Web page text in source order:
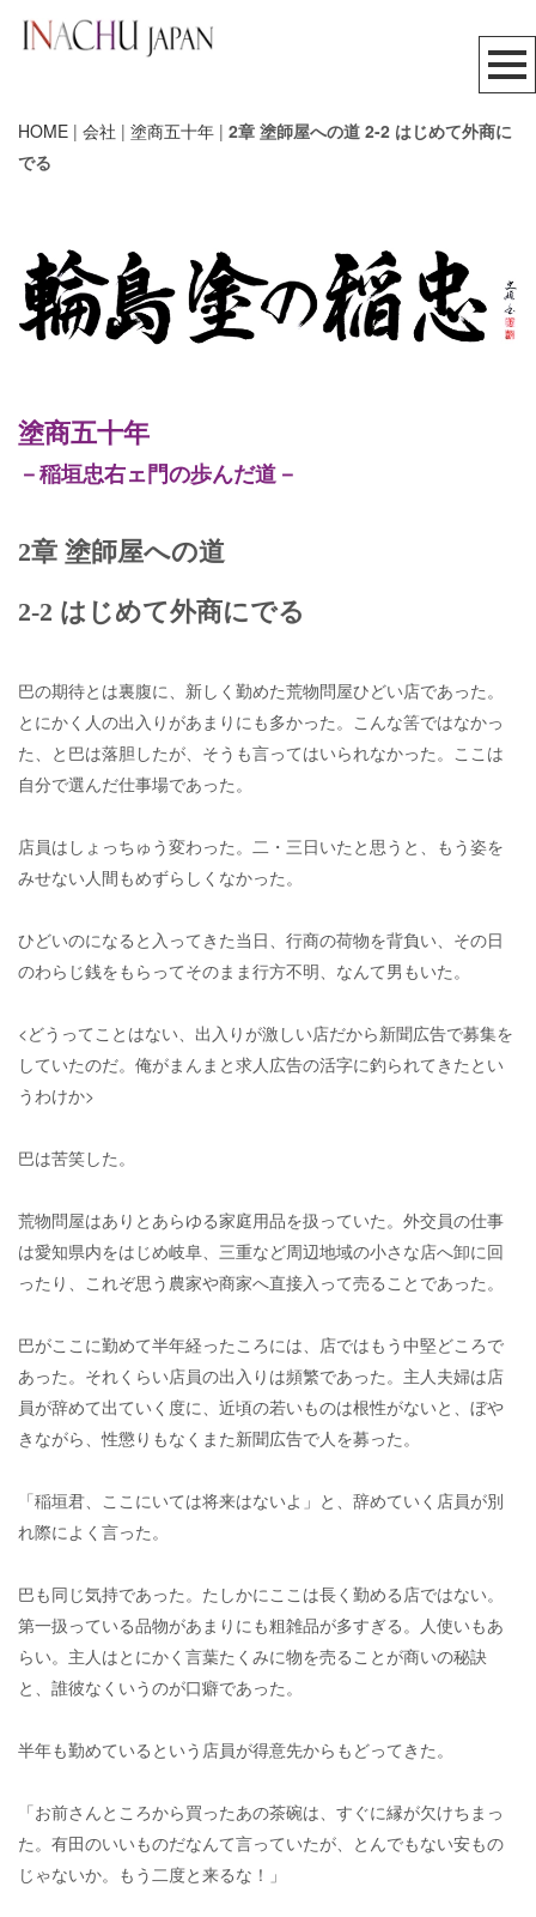
HOME | 会社 | 塗商五十年 | 2章 塗師屋への道 2-2 はじめて外商に
でる
塗商五十年
－稲垣忠右ェ門の歩んだ道－
2章 塗師屋への道
2-2 はじめて外商にでる
巴の期待とは裏腹に、新しく勤めた荒物問屋ひどい店であった。
とにかく人の出入りがあまりにも多かった。こんな筈ではなかっ
た、と巴は落胆したが、そうも言ってはいられなかった。ここは
自分で選んだ仕事場であった。
店員はしょっちゅう変わった。二・三日いたと思うと、もう姿を
みせない人間もめずらしくなかった。
ひどいのになると入ってきた当日、行商の荷物を背負い、その日
のわらじ銭をもらってそのまま行方不明、なんて男もいた。
<どうってことはない、出入りが激しい店だから新聞広告で募集を
していたのだ。俺がまんまと求人広告の活字に釣られてきたとい
うわけか>
巴は苦笑した。
荒物問屋はありとあらゆる家庭用品を扱っていた。外交員の仕事
は愛知県内をはじめ岐阜、三重など周辺地域の小さな店へ卸に回
ったり、これぞ思う農家や商家へ直接入って売ることであった。
巴がここに勤めて半年経ったころには、店ではもう中堅どころで
あった。それくらい店員の出入りは頻繁であった。主人夫婦は店
員が辞めて出ていく度に、近頃の若いものは根性がないと、ぼや
きながら、性懲りもなくまた新聞広告で人を募った。
「稲垣君、ここにいては将来はないよ」と、辞めていく店員が別
れ際によく言った。
巴も同じ気持であった。たしかにここは長く勤める店ではない。
第一扱っている品物があまりにも粗雑品が多すぎる。人使いもあ
らい。主人はとにかく言葉たくみに物を売ることが商いの秘訣
と、誰彼なくいうのが口癖であった。
半年も勤めているという店員が得意先からもどってきた。
「お前さんところから買ったあの茶碗は、すぐに縁が欠けちまっ
た。有田のいいものだなんて言っていたが、とんでもない安もの
じゃないか。もう二度と来るな！」